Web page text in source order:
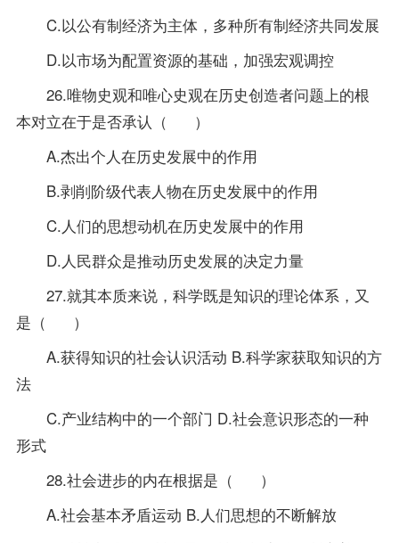
C.以公有制经济为主体，多种所有制经济共同发展
D.以市场为配置资源的基础，加强宏观调控
26.唯物史观和唯心史观在历史创造者问题上的根
本对立在于是否承认（ ）
A.杰出个人在历史发展中的作用
B.剥削阶级代表人物在历史发展中的作用
C.人们的思想动机在历史发展中的作用
D.人民群众是推动历史发展的决定力量
27.就其本质来说，科学既是知识的理论体系，又
是（ ）
A.获得知识的社会认识活动 B.科学家获取知识的方
法
C.产业结构中的一个部门 D.社会意识形态的一种
形式
28.社会进步的内在根据是（ ）
A.社会基本矛盾运动 B.人们思想的不断解放